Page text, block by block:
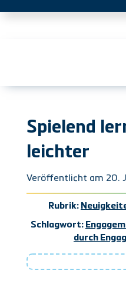
Spielend
leichter
Veröffentlicht am 20.
Rubrik:
Schlagwort:
durch